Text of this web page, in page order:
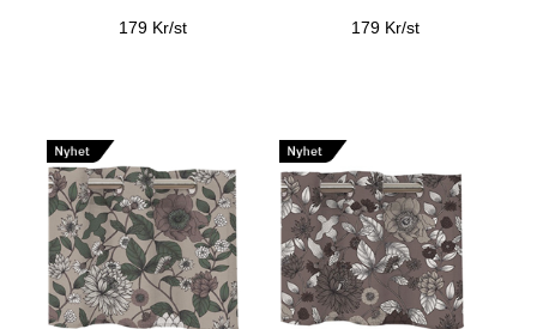
179 Kr/st 179 Kr/st